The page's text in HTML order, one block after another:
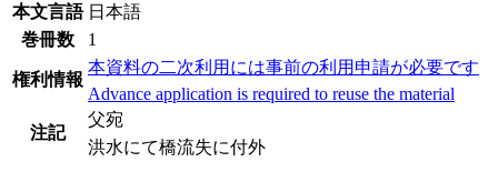
本文言語 日本語
巻冊数
1
権利情報
本資料の二次利用には事前の利用申請が必要です
Advance application is required to reuse the material
注記
父宛
洪水にて橋流失に付外